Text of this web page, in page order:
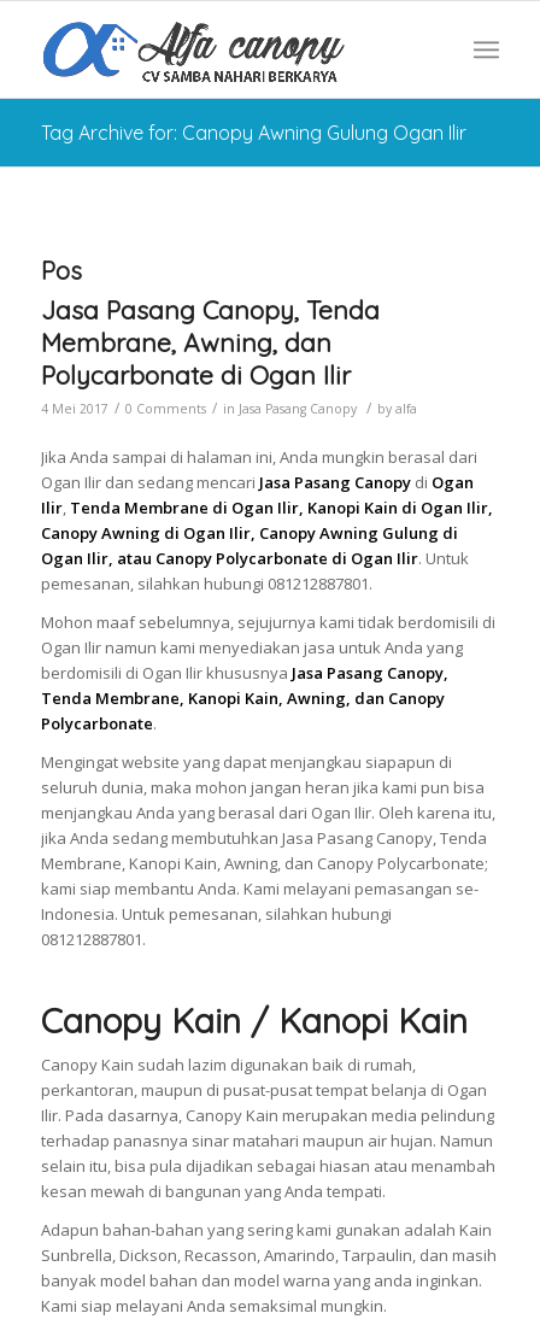
Tag Archive for: Canopy Awning Gulung Ogan Ilir
Pos
Jasa Pasang Canopy, Tenda
Membrane, Awning, dan
Polycarbonate di Ogan Ilir
4 Mei 2017 / 0 Comments / in Jasa Pasang Canopy / by alfa
Jika Anda sampai di halaman ini, Anda mungkin berasal dari
Ogan Ilir dan sedang mencari Jasa Pasang Canopy di Ogan
Ilir, Tenda Membrane di Ogan Ilir, Kanopi Kain di Ogan Ilir,
Canopy Awning di Ogan Ilir, Canopy Awning Gulung di
Ogan Ilir, atau Canopy Polycarbonate di Ogan Ilir. Untuk
pemesanan, silahkan hubungi 081212887801.
Mohon maaf sebelumnya, sejujurnya kami tidak berdomisili di
Ogan Ilir namun kami menyediakan jasa untuk Anda yang
berdomisili di Ogan Ilir khususnya Jasa Pasang Canopy,
Tenda Membrane, Kanopi Kain, Awning, dan Canopy
Polycarbonate.
Mengingat website yang dapat menjangkau siapapun di
seluruh dunia, maka mohon jangan heran jika kami pun bisa
menjangkau Anda yang berasal dari Ogan Ilir. Oleh karena itu,
jika Anda sedang membutuhkan Jasa Pasang Canopy, Tenda
Membrane, Kanopi Kain, Awning, dan Canopy Polycarbonate;
kami siap membantu Anda. Kami melayani pemasangan se-
Indonesia. Untuk pemesanan, silahkan hubungi
081212887801.
Canopy Kain / Kanopi Kain
Canopy Kain sudah lazim digunakan baik di rumah,
perkantoran, maupun di pusat-pusat tempat belanja di Ogan
Ilir. Pada dasarnya, Canopy Kain merupakan media pelindung
terhadap panasnya sinar matahari maupun air hujan. Namun
selain itu, bisa pula dijadikan sebagai hiasan atau menambah
kesan mewah di bangunan yang Anda tempati.
Adapun bahan-bahan yang sering kami gunakan adalah Kain
Sunbrella, Dickson, Recasson, Amarindo, Tarpaulin, dan masih
banyak model bahan dan model warna yang anda inginkan.
Kami siap melayani Anda semaksimal mungkin.